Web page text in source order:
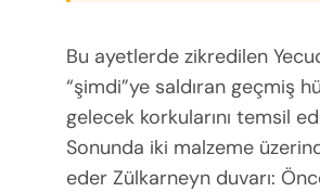
Bu ayetlerde zikredilen
“şimdi”ye saldıran geçmiş
gelecek korkularını temsil
Sonunda iki malzeme
eder Zülkarneyn duvarı: